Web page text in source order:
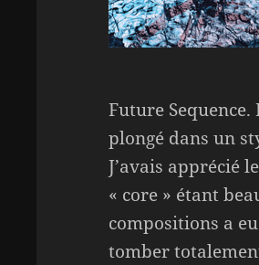
Future
plongé dans un
J’avais apprécié
« core » étant
compositions a
tomber